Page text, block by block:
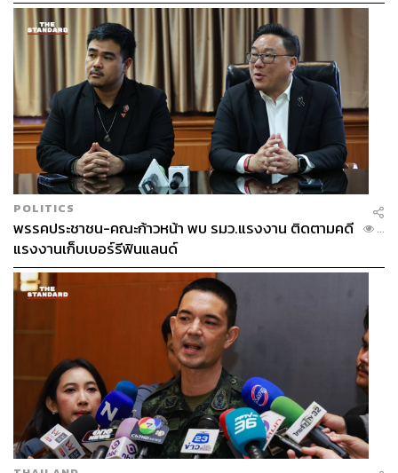
เก่ง การุณ คือเครื่องหมายของความกตัญญู
ตัวผม หลายๆ คนเขาเนมว่าเป็นเครื่องหมายของความกตัญญู
ผมต้องรับใช้พี่น้องประชาชนด้วยความกตัญญู และที่สำคัญ
ผมไม่ต้องคิดเลยว่าผมจะไปไหน ก้าวต่อไปผมจะต้องไปพรรค
ไทยสร้างไทย ซึ่งผมถือว่า คุณหญิงสุดารัตน์ เกยุราพันธุ์ ท่าน
เป็นผู้ที่เป็นแบบอย่าง เป็นเหมือนพี่สาว เป็นเหมือนครูในด้าน
การเมืองของผม ผมเคยพูดมาหลายปีแล้วว่าการเมืองของผม
มีอยู่ 2 ท่าน หนึ่งในนั้นคือ คุณหญิงสุดารัตน์ เกยุราพันธุ์
เปรียบเสมือนแม่ผมทางการเมืองในตอนนั้น ผมจำเป็นและ
ตั้งใจที่จะก้าวเข้าสู่บ้านหลังนี้ พรรคไทยสร้างไทย เพื่อที่จะทำ
สิ่งที่เกิดประโยชน์สูงสุดให้กับพี่น้องประชาชน
POLITICS
พรรคประชาชน-คณะก้าวหน้า พบ รมว.แรงงาน ติดตามคดี
แรงงานเก็บเบอร์รีฟินแลนด์
...